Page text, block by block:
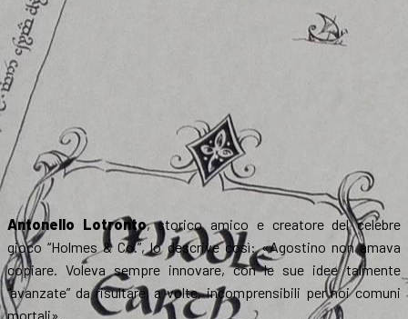
Antonello Lotronto, storico amico e creatore del celebre
gioco “Holmes & Co.”, lo descrive così: «Agostino non amava
copiare. Voleva sempre innovare, con le sue idee talmente
“avanzate” da risultare, a volte, incomprensibili per noi comuni
mortali».